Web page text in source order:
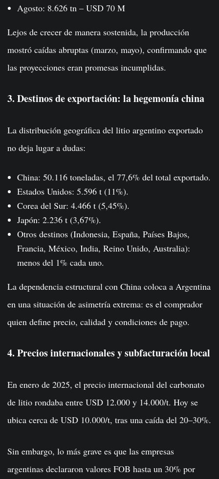
Agosto: 8.626 tn – USD 70 M
Lejos de crecer de manera sostenida, la producción
mostró caídas abruptas (marzo, mayo), confirmando que
las proyecciones eran promesas incumplidas.
3. Destinos de exportación: la hegemonía china
La distribución geográfica del litio argentino exportado
no deja lugar a dudas:
China: 50.116 toneladas, el 77,6% del total exportado.
Estados Unidos: 5.596 t (11%).
Corea del Sur: 4.466 t (5,45%).
Japón: 2.236 t (3,67%).
Otros destinos (Indonesia, España, Países Bajos,
Francia, México, India, Reino Unido, Australia):
menos del 1% cada uno.
La dependencia estructural con China coloca a Argentina
en una situación de asimetría extrema: es el comprador
quien define precio, calidad y condiciones de pago.
4. Precios internacionales y subfacturación local
En enero de 2025, el precio internacional del carbonato
de litio rondaba entre USD 12.000 y 14.000/t. Hoy se
ubica cerca de USD 10.000/t, tras una caída del 20–30%.
Sin embargo, lo más grave es que las empresas
argentinas declararon valores FOB hasta un 30% por